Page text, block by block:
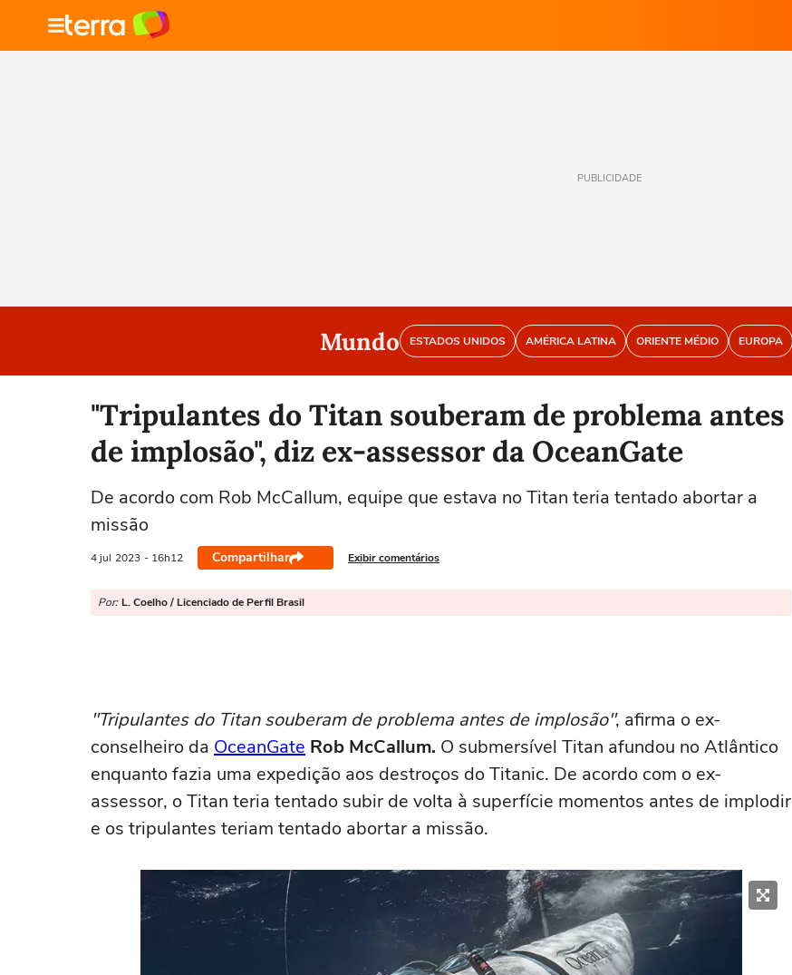
PUBLICIDADE
Mundo ESTADOS UNIDOS AMÉRICA LATINA ORIENTE MÉDIO EUROPA
"Tripulantes do Titan souberam de problema antes
de implosão", diz ex-assessor da OceanGate
De acordo com Rob McCallum, equipe que estava no Titan teria tentado abortar a
missão
4 jul 2023 - 16h12 Compartilhar Exibir comentários
Por: L. Coelho / Licenciado de Perfil Brasil
"Tripulantes do Titan souberam de problema antes de implosão", afirma o ex-
conselheiro da OceanGate Rob McCallum. O submersível Titan afundou no Atlântico
enquanto fazia uma expedição aos destroços do Titanic. De acordo com o ex-
assessor, o Titan teria tentado subir de volta à superfície momentos antes de implodir
e os tripulantes teriam tentado abortar a missão.